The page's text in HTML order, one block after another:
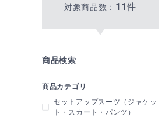
対象商品数： 11件
商品検索
商品カテゴリ
セットアップスーツ（ジャケッ
ト・スカート・パンツ）